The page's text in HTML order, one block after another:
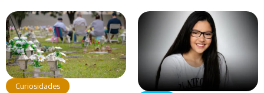
Curiosidades